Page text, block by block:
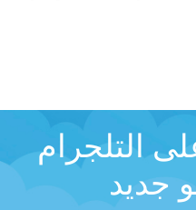
التلجرام
جديد